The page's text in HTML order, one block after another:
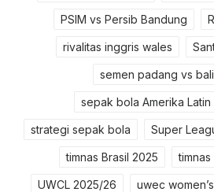
PSIM vs Persib Bandung
rivalitas inggris wales
semen padang vs
sepak bola Amerika Latin
strategi sepak bola Super
timnas Brasil 2025
UWCL 2025/26 uwec